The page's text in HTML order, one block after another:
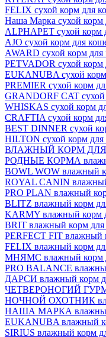
FELIX сухой корм для
Наша Марка сухой корм
ALPHAPET сухой корм
AJO сухой корм для
AWARD сухой корм для
PETVADOR сухой корм
EUKANUBA сухой
PREMIER сухой корм
GRANDORF CAT
WHISKAS сухой корм
CRAFTIA сухой корм
BEST DINNER сухой
HILTON сухой корм для
ВЛАЖНЫЙ КОРМ
РОДНЫЕ КОРМА
BOWL WOW влажный
ROYAL CANIN
PRO PLAN влажный
BLITZ влажный корм
KARMY влажный корм
BRIT влажный корм для
PERFECT FIT влажный
FELIX влажный корм
МНЯМС влажный корм
PRO BALANCE
ДАРСИ влажный корм
ЧЕТВЕРОНОГИЙ
НОЧНОЙ ОХОТНИК
НАША МАРКА влажный
EUKANUBA влажный
SIRIUS влажный корм